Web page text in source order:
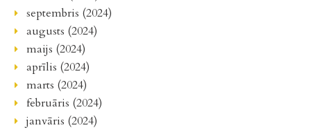
septembris (2024)
augusts (2024)
maijs (2024)
aprīlis (2024)
marts (2024)
februāris (2024)
janvāris (2024)